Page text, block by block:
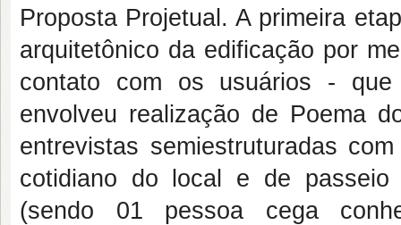
Proposta Projetual. A primeira
arquitetônico da edificação por
contato com os usuários -
envolveu realização de Poema
entrevistas semiestruturadas
cotidiano do local e de passeio
(sendo 01 pessoa cega